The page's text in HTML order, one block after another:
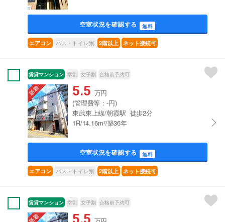
空室状況を確認する 無料
エアコン バス・トイレ別 2階以上 ネット接続可
賃貸マンション 学割 女子割 合格前予約可
5.5 万円
(管理費等：-円)
東武東上線/朝霞駅 徒歩2分
1R/14.16m²/築36年
空室状況を確認する 無料
エアコン バス・トイレ別 2階以上 ネット接続可
賃貸マンション 学割 女子割 合格前予約可